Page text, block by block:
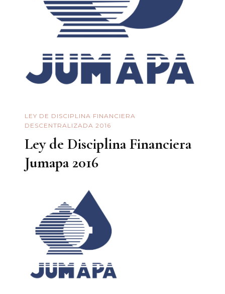
LEY DE DISCIPLINA FINANCIERA
DESCENTRALIZADA 2016
Ley de Disciplina Financiera
Jumapa 2016